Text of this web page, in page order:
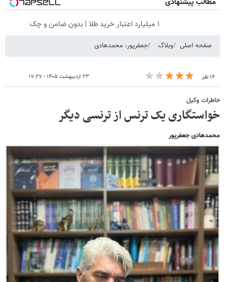
۱ میلیارد اعتبار خرید طلا | بدون ضامن و چک
صفحه اصلی وبلاگ جعفرپور، محمدهادی
۱۲ نفر ۲۳ اردیبهشت ۱۴۰۵ - ۱۷:۲۷
خاطرات وکیل
خواستگاری یک ترنس از ترنسی دیگر
محمدهادی جعفرپور